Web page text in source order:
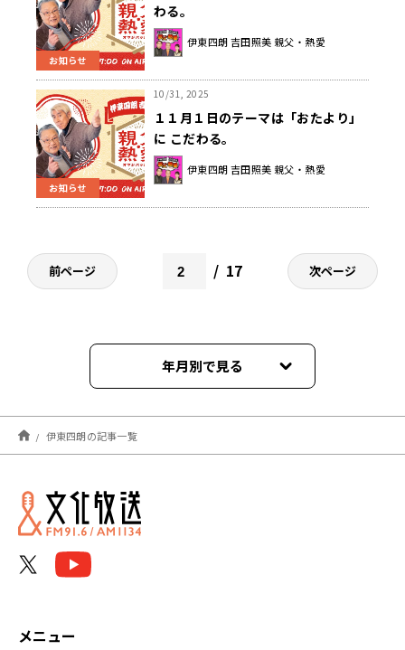
お知らせ
わる。
伊東四朗 吉田照美 親父・熱愛
お知らせ
10/31, 2025
１１月１日のテーマは「おたより」
に こだわる。
伊東四朗 吉田照美 親父・熱愛
前ページ 17 次ページ
年月別で見る
2026年07月
2026年06月
2026年05月
伊東四朗の記事一覧
メニュー